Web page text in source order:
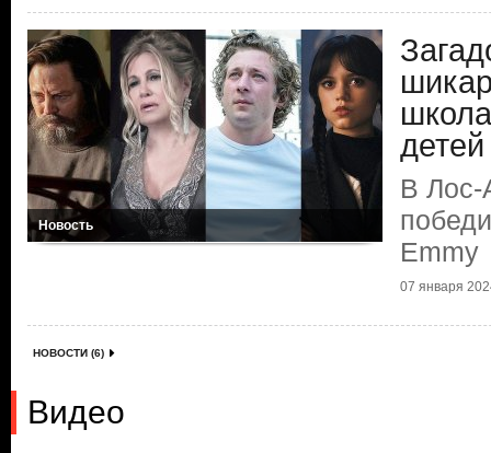
Новость
детей
В Лос-
Emmy
07 января
НОВОСТИ (6)
Видео